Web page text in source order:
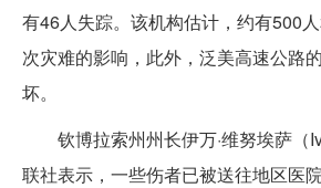
有46人失踪。该机构估计，约有500
次灾难的影响，此外，泛美高速公路
坏。
钦博拉索州州长伊万·维努埃萨（
联社表示，一些伤者已被送往地区医